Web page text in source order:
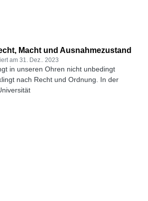
Macht und Ausnahmezustand
31. Dez.. 2023
in unseren Ohren nicht unbedingt
nach Recht und Ordnung. In der